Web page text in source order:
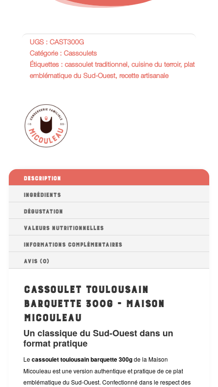
UGS : CAST300G
Catégorie : Cassoulets
Étiquettes : cassoulet traditionnel , cuisine du terroir, plat
emblématique du Sud-Ouest, recette artisanale
Description
Ingrédients
Dégustation
Valeurs nutritionnelles
Informations complémentaires
Avis (0)
Cassoulet Toulousain
Barquette 300g - Maison
Micouleau
Un classique du Sud-Ouest dans un
format pratique
Lecassoulet toulousain barquette 300gde la Maison
Micouleau est une version authentique et pratique de ce plat
emblématique du Sud-Ouest. Confectionné dans le respect des